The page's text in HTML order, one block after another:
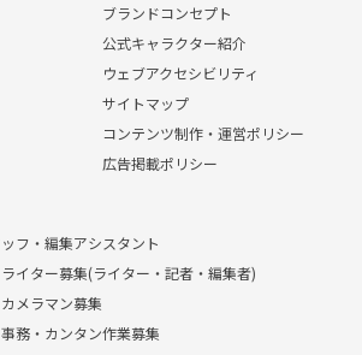
ブランドコンセプト
公式キャラクター紹介
ウェブアクセシビリティ
サイトマップ
コンテンツ制作・運営ポリシー
広告掲載ポリシー
フ・編集アシスタント
イター募集(ライター・記者・編集者)
メラマン募集
務・カンタン作業募集